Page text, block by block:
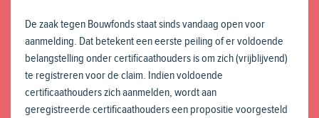
De zaak tegen Bouwfonds staat sinds vandaag open voor
aanmelding. Dat betekent een eerste peiling of er voldoende
belangstelling onder certificaathouders is om zich (vrijblijvend)
te registreren voor de claim. Indien voldoende
certificaathouders zich aanmelden, wordt aan
geregistreerde certificaathouders een propositie voorgesteld